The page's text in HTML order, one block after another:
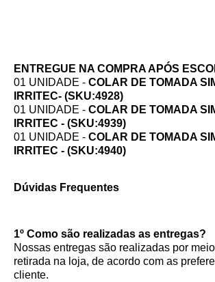
ENTREGUE NA COMPRA APÓS
01 UNIDADE - COLAR DE TOMADA
IRRITEC- (SKU:4928)
01 UNIDADE - COLAR DE TOMADA
IRRITEC - (SKU:4939)
01 UNIDADE - COLAR DE TOMADA
IRRITEC - (SKU:4940)
Dúvidas Frequentes
1º Como são realizadas as entregas?
Nossas entregas são realizadas por
retirada na loja, de acordo com as
cliente.